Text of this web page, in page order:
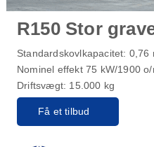
R150 Stor
Standardskovlkapacitet: 0,76
Nominel effekt 75 kW/1900 o/
Driftsvægt: 15.000 kg
Få et tilbud